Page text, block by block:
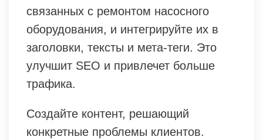
связанных с ремонтом насосного
оборудования, и интегрируйте их в
заголовки, тексты и мета-теги. Это
улучшит SEO и привлечет больше
трафика.
Создайте контент, решающий
конкретные проблемы клиентов.